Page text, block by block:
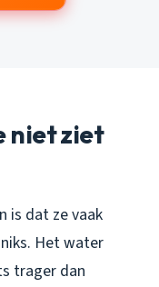
niet ziet
is dat ze vaak
Het water
trager dan